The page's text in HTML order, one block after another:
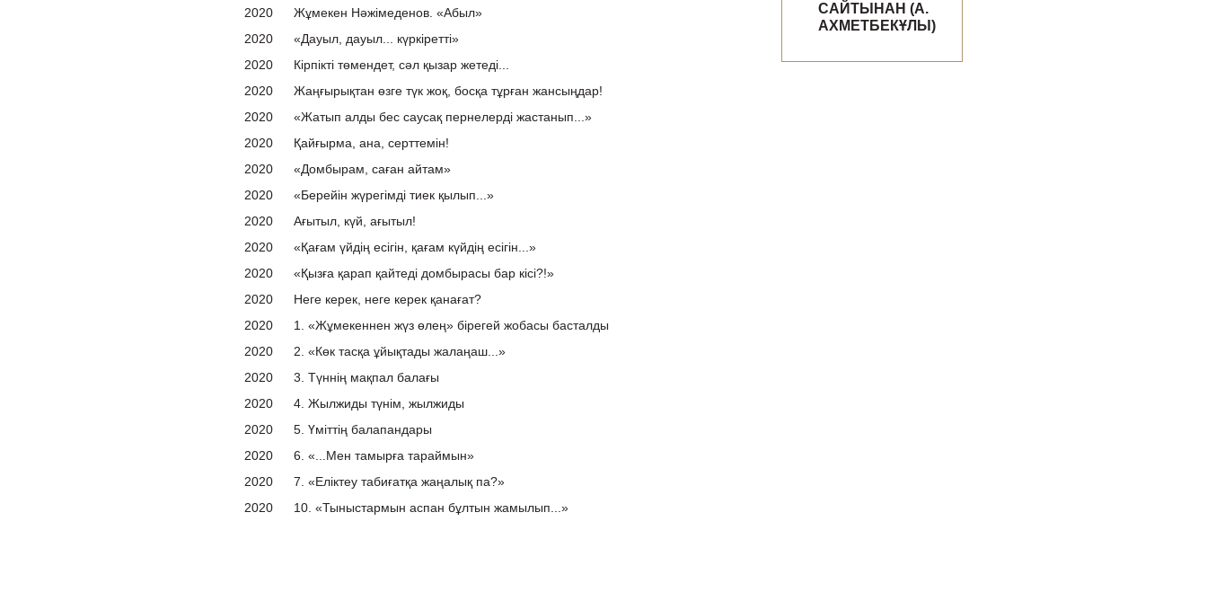
САЙТЫНАН (А.
АХМЕТБЕКҰЛЫ)
2020
Жұмекен Нәжімеденов. «Абыл»
2020
«Дауыл, дауыл... күркіретті»
2020
Кірпікті төмендет, сәл қызар жетеді...
2020
Жаңғырықтан өзге түк жоқ, босқа тұрған жансыңдар!
2020
«Жатып алды бес саусақ пернелерді жастанып...»
2020
Қайғырма, ана, серттемін!
2020
«Домбырам, саған айтам»
2020
«Берейін жүрегімді тиек қылып...»
2020
Ағытыл, күй, ағытыл!
2020
«Қағам үйдің есігін, қағам күйдің есігін...»
2020
«Қызға қарап қайтеді домбырасы бар кісі?!»
2020
Неге керек, неге керек қанағат?
2020
1. «Жұмекеннен жүз өлең» бірегей жобасы басталды
2020
2. «Көк тасқа ұйықтады жалаңаш...»
2020
3. Түннің мақпал балағы
2020
4. Жылжиды түнім, жылжиды
2020
5. Үміттің балапандары
2020
6. «...Мен тамырға тараймын»
2020
7. «Еліктеу табиғатқа жаңалық па?»
2020
10. «Тыныстармын аспан бұлтын жамылып...»